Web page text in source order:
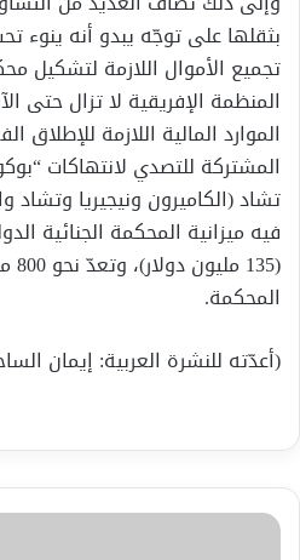
بثقلها على توجّه يبدو أنه ينوء
تجميع الأموال اللازمة لتشكيل
المنظمة الإفريقية لا تزال حتى
الموارد المالية اللازمة للإطلاق
المشتركة للتصدي لانتهاكات
تشاد (الكاميرون ونيجيريا وتشاد
المحكمة.
(أعدّته للنشرة العربية: إيمان
الحريري: